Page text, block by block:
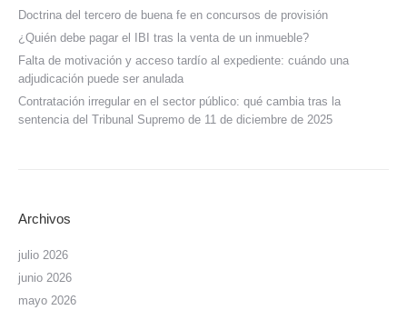
Doctrina del tercero de buena fe en concursos de provisión
¿Quién debe pagar el IBI tras la venta de un inmueble?
Falta de motivación y acceso tardío al expediente: cuándo una
adjudicación puede ser anulada
Contratación irregular en el sector público: qué cambia tras la
sentencia del Tribunal Supremo de 11 de diciembre de 2025
Archivos
julio 2026
junio 2026
mayo 2026